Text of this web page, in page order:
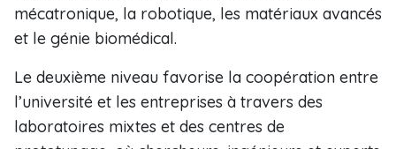
mécatronique, la robotique, les matériaux avancés
et le génie biomédical.
Le deuxième niveau favorise la coopération entre
l’université et les entreprises à travers des
laboratoires mixtes et des centres de